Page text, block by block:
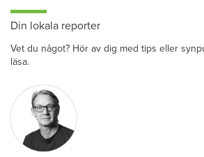
Din lokala reporter
Vet du något? Hör av dig med tips eller
läsa.